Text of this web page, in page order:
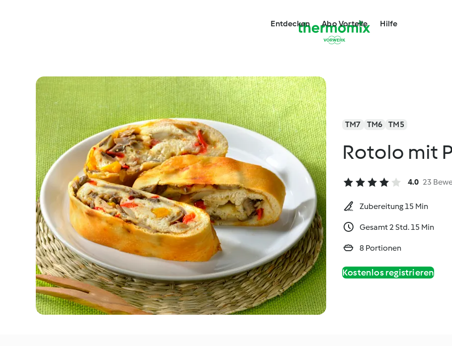
Entdecken Abo Vorteile Hilfe
TM7 TM6 TM5
Rotolo mit
4.0 23
Zubereitung 15 Min
Gesamt 2 Std. 15 Min
8 Portionen
Kostenlos registrieren